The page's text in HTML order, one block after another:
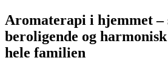
Aromaterapi i hjemmet –
beroligende og
hele familien